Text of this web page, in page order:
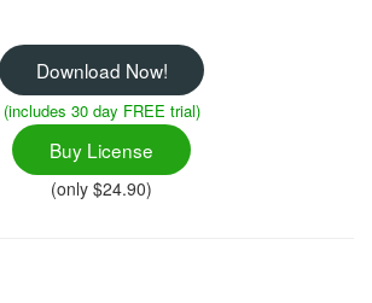
Download Now!
(includes 30 day FREE trial)
Buy License
(only $24.90)